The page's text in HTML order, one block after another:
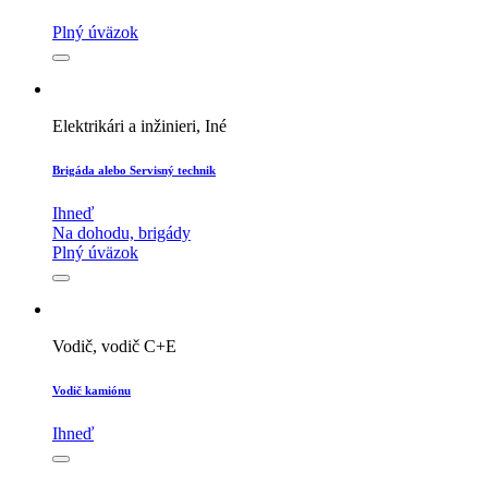
Plný úväzok
Elektrikári a inžinieri, Iné
Brigáda alebo Servisný technik
Ihneď
Na dohodu, brigády
Plný úväzok
Vodič, vodič C+E
Vodič kamiónu
Ihneď